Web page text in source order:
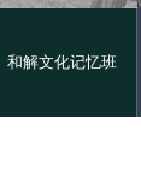
和解文化记忆班